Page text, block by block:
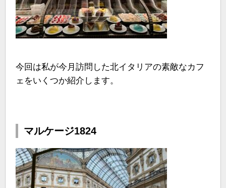
今回は私が今月訪問した北イタリアの素敵なカフ
ェをいくつか紹介します。
マルケージ1824